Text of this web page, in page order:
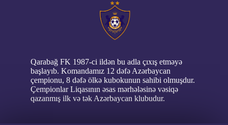
Qarabağ FK 1987-ci ildən bu adla çıxış etməyə
başlayıb. Komandamız 12 dəfə Azərbaycan
çempionu, 8 dəfə ölkə kubokunun sahibi olmuşdur.
Çempionlar Liqasının əsas mərhələsinə vəsiqə
qazanmış ilk və tək Azərbaycan klubudur.